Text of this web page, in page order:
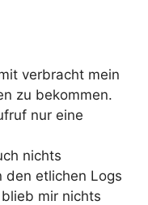
verbracht mein
zu bekommen.
nur eine
nichts
den etlichen Logs
mir nichts